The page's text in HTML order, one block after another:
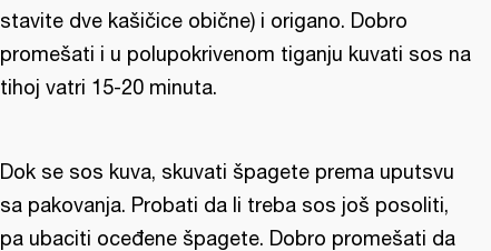
stavite dve kašičice obične) i origano. Dobro
promešati i u polupokrivenom tiganju kuvati sos na
tihoj vatri 15-20 minuta.
Dok se sos kuva, skuvati špagete prema uputsvu
sa pakovanja. Probati da li treba sos još posoliti,
pa ubaciti oceđene špagete. Dobro promešati da